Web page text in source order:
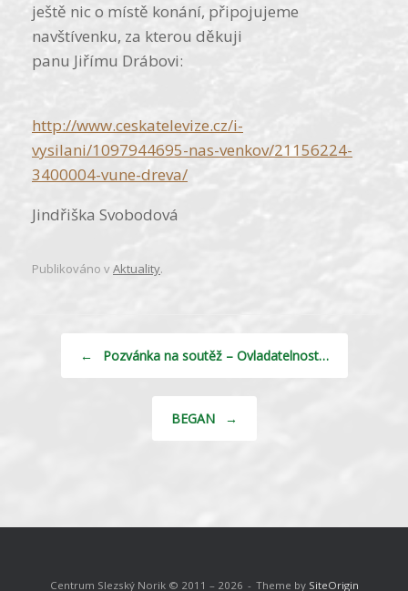
ještě nic o místě konání, připojujeme
navštívenku, za kterou děkuji
panu Jiřímu Drábovi:
http://www.ces­katelevize.cz/i­
vysilani/1097944695-nas-venkov/21156224­
3400004-vune-dreva/
Jindřiška Svobodová
Publikováno vAktuality.
← Pozvánka na soutěž – Ovladatelnost…
BEGAN →
Centrum Slezský Norik © 2011 – 2026 Theme by SiteOrigin